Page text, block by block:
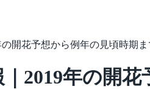
開花予想から例年の見頃時期ま
2019年の開